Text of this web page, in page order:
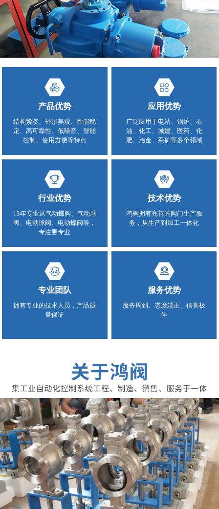
产品优势
结构紧凑、外形美观、性能稳
定、高可靠性、低噪音、智能
控制、使用方便等特点
应用优势
广泛应用于电站、锅炉、石
油、化工、城建、医药、化
肥、冶金、采矿等多个领域
行业优势
13年专业从气动蝶阀、气动球
阀、电动球阀、电动蝶阀等，
专注更专业
技术优势
鸿阀拥有完善的阀门生产服
务，从生产到加工一体化
专业团队
拥有专业的技术人员，产品质
量保证
服务优势
服务周到、态度端正、信誉极
佳